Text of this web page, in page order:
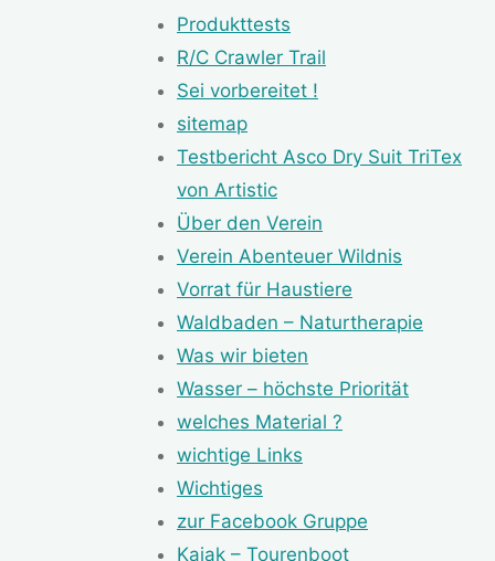
Produkttests
R/C Crawler Trail
Sei vorbereitet !
sitemap
Testbericht Asco Dry Suit TriTex
von Artistic
Über den Verein
Verein Abenteuer Wildnis
Vorrat für Haustiere
Waldbaden – Naturtherapie
Was wir bieten
Wasser – höchste Priorität
welches Material ?
wichtige Links
Wichtiges
zur Facebook Gruppe
Kajak – Tourenboot